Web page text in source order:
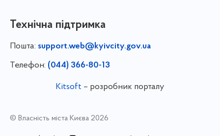
Технічна підтримка
Пошта: support.web@kyivcity.gov.ua
Телефон: (044) 366-80-13
Kitsoft – розробник порталу
© Власність міста Києва 2026